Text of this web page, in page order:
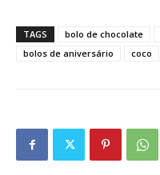
TAGS bolo de chocolate
bolos de aniversário
coco